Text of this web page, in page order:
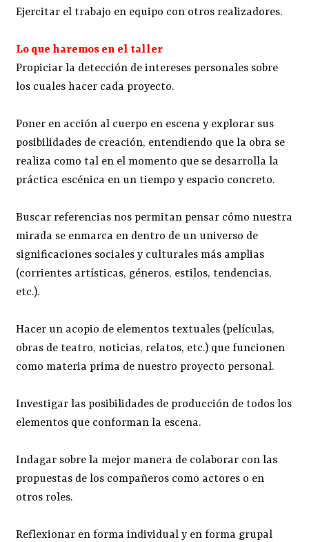
Ejercitar el trabajo en equipo con otros realizadores.
Lo que haremos en el taller
Propiciar la detección de intereses personales sobre
los cuales hacer cada proyecto.
Poner en acción al cuerpo en escena y explorar sus
posibilidades de creación, entendiendo que la obra se
realiza como tal en el momento que se desarrolla la
práctica escénica en un tiempo y espacio concreto.
Buscar referencias nos permitan pensar cómo nuestra
mirada se enmarca en dentro de un universo de
significaciones sociales y culturales más amplias
(corrientes artísticas, géneros, estilos, tendencias,
etc.).
Hacer un acopio de elementos textuales (películas,
obras de teatro, noticias, relatos, etc.) que funcionen
como materia prima de nuestro proyecto personal.
Investigar las posibilidades de producción de todos los
elementos que conforman la escena.
Indagar sobre la mejor manera de colaborar con las
propuestas de los compañeros como actores o en
otros roles.
Reflexionar en forma individual y en forma grupal